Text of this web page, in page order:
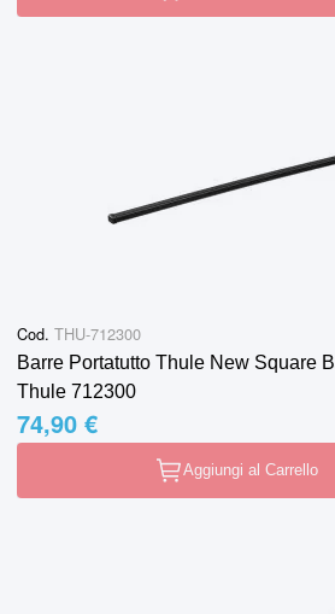
Cod. THU-712300
Barre Portatutto Thule New Square
Thule 712300
74,90 €
Aggiungi al Carrello